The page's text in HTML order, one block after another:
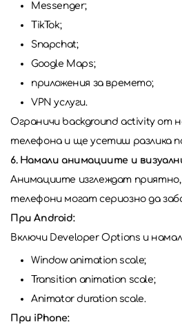
Messenger;
TikTok;
Snapchat;
Google Maps;
приложения за времето;
VPN услуги.
Ограничи background activity от
телефона и ще усетиш разлика
6. Намали анимациите и
Анимациите изглеждат
телефони могат сериозно да
При Android:
Включи Developer Options и
Window animation scale;
Transition animation scale;
Animator duration scale.
При iPhone: